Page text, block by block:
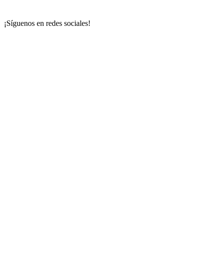
¡Síguenos en redes sociales!